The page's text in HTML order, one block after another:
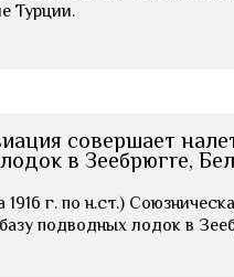
Турции.
совершает
в Зеебрюгre,
1916 г. по н.ст.)
подводных лодок в